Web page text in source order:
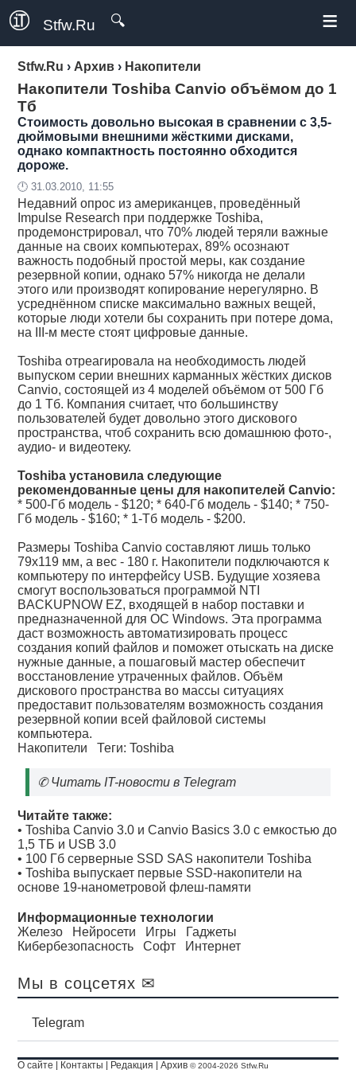
Stfw.Ru 🔍 ≡
Stfw.Ru › Архив › Накопители
Накопители Toshiba Canvio объёмом до 1
Тб
Стоимость довольно высокая в сравнении с 3,5-
дюймовыми внешними жёсткими дисками,
однако компактность постоянно обходится
дороже.
🕛 31.03.2010, 11:55
Недавний опрос из американцев, проведённый
Impulse Research при поддержке Toshiba,
продемонстрировал, что 70% людей теряли важные
данные на своих компьютерах, 89% осознают
важность подобный простой меры, как создание
резервной копии, однако 57% никогда не делали
этого или производят копирование нерегулярно. В
усреднённом списке максимально важных вещей,
которые люди хотели бы сохранить при потере дома,
на III-м месте стоят цифровые данные.
Toshiba отреагировала на необходимость людей
выпуском серии внешних карманных жёстких дисков
Canvio, состоящей из 4 моделей объёмом от 500 Гб
до 1 Тб. Компания считает, что большинству
пользователей будет довольно этого дискового
пространства, чтоб сохранить всю домашнюю фото-,
аудио- и видеотеку.
Toshiba установила следующие
рекомендованные цены для накопителей Canvio:
* 500-Гб модель - $120; * 640-Гб модель - $140; * 750-
Гб модель - $160; * 1-Тб модель - $200.
Размеры Toshiba Canvio составляют лишь только
79х119 мм, а вес - 180 г. Накопители подключаются к
компьютеру по интерфейсу USB. Будущие хозяева
смогут воспользоваться программой NTI
BACKUPNOW EZ, входящей в набор поставки и
предназначенной для ОС Windows. Эта программа
даст возможность автоматизировать процесс
создания копий файлов и поможет отыскать на диске
нужные данные, а пошаговый мастер обеспечит
восстановление утраченных файлов. Объём
дискового пространства во массы ситуациях
предоставит пользователям возможность создания
резервной копии всей файловой системы
компьютера.
Накопители Теги:Toshiba
✆Читать IT-новости в Telegram
Читайте также:
•Toshiba Canvio 3.0 и Canvio Basics 3.0 с емкостью до
1,5 ТБ и USB 3.0
• 100 Гб серверные SSD SAS накопители Toshiba
•Toshiba выпускает первые SSD-накопители на
основе 19-нанометровой флеш-памяти
Информационные технологии
Железо
Нейросети Игры
Гаджеты
Кибербезопасность
Софт Интернет
Мы в соцсетях ✉
Telegram
О сайте Контакты Редакция |Архив © 2004-2026 Stfw.Ru